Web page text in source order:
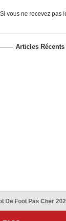
vous ne recevez pas
Articles Récents
De Foot Pas Cher